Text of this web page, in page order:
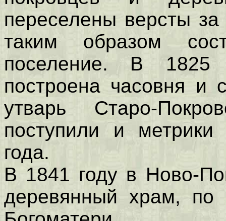
переселены версты
таким образом
поселение. В 1825
построена часовня и
утварь Старо-
поступили и
года.
В 1841 году в Ново-
деревянный храм, по